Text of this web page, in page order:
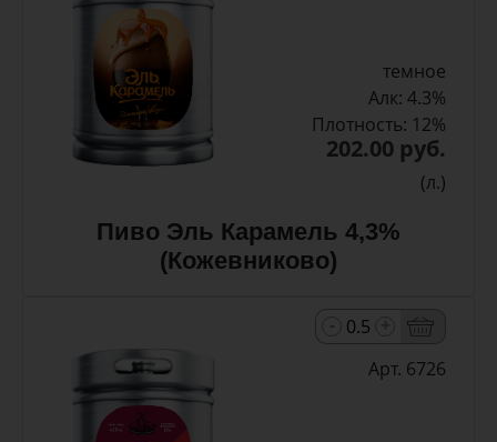
темное
Алк: 4.3%
Плотность: 12%
202.00 руб.
(л.)
Пиво Эль Карамель 4,3%
(Кожевниково)
Арт. 6726